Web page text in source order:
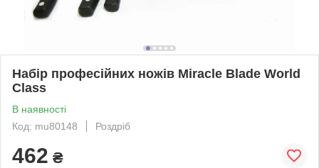
Набір професійних ножів Miracle Blade World
Class
В наявності
Код: mu80148
Роздріб
462 ₴